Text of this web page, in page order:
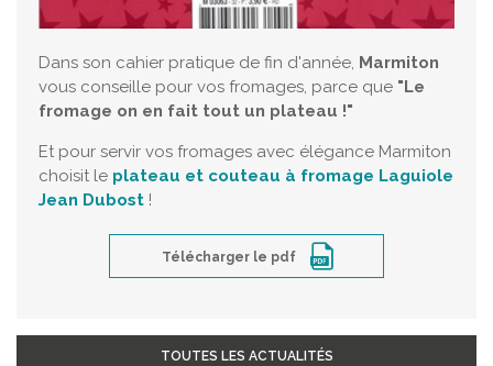
Dans son cahier pratique de fin d'année, Marmiton
vous conseille pour vos fromages, parce que "Le
fromage on en fait tout un plateau !"
Et pour servir vos fromages avec élégance Marmiton
choisit le plateau et couteau à fromage Laguiole
Jean Dubost !
Télécharger le pdf
TOUTES LES ACTUALITÉS